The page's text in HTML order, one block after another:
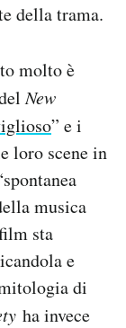
della trama.
molto è
New
” e i
loro scene in
musica
sta
e
di
ha invece